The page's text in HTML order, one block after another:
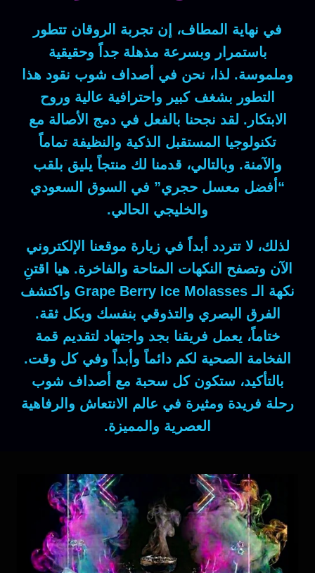
في نهاية المطاف، إن تجربة الروقان تتطور
باستمرار وبسرعة مذهلة جداً وحقيقية
وملموسة. لذا ، نحن في أصداف شوب نقود هذا
التطور بشغف كبير واحترافية عالية وروح
الابتكار. لقد نجحنا بالفعل في دمج الأصالة مع
تكنولوجيا المستقبل الذكية والنظيفة تماماً
والآمنة. وبالتالي، قدمنا لك منتجاً يليق بلقب
“أفضل معسل حجري” في السوق السعودي
والخليجي الحالي.
لذلك، لا تتردد أبداً في زيارة موقعنا الإلكتروني
الآن وتصفح النكهات المتاحة والفاخرة.هيا اقتنِ
نكهة الـ Grape Berry Ice Molasses واكتشف
الفرق البصري والتذوقي بنفسك وبكل ثقة.
ختاماً، يعمل فريقنا بجد واجتهاد لتقديم قمة
الفخامة الصحية لكم دائماً وأبداً وفي كل وقت.
بالتأكيد، ستكون كل سحبة مع أصداف شوب
رحلة فريدة ومثيرة في عالم الانتعاش والرفاهية
العصرية والمميزة.